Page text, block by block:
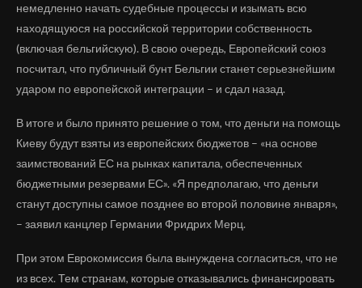
немедленно начать судебные процессы и изымать всю
находящуюся на российской территории собственность
(включая бельгийскую). В свою очередь, Европейский союз
посчитал, что публичный бунт Бельгии станет серьезнейшим
ударом по европейской интеграции – и сдал назад.
В итоге и было принято решение о том, что деньги на помощь
Киеву будут взяты из европейских бюджетов – «на основе
заимствований ЕС на рынках капитала, обеспеченных
бюджетными резервами ЕС». «Я предполагаю, что деньги
станут доступны самое позднее во второй половине января»,
– заявил канцлер Германии Фридрих Мерц.
При этом Еврокомиссия была вынуждена согласиться, что не
из всех. Тем странам, которые отказывались финансировать